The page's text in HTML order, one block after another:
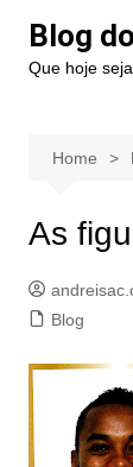
Blog
Que hoje
Home
As
Blog